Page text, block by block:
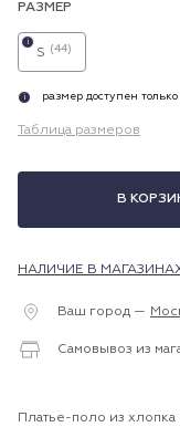
РАЗМЕР
S (44)
i
i размер доступен
Таблица размеров
В
НАЛИЧИЕ В
Ваш город —
Самовывоз из
Платье-поло из хлопка